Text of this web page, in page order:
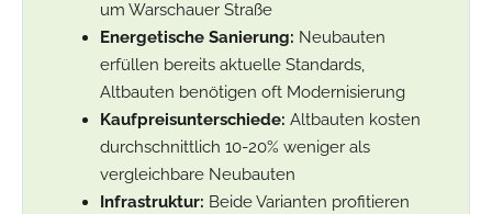
um Warschauer Straße
Energetische Sanierung: Neubauten
erfüllen bereits aktuelle Standards,
Altbauten benötigen oft Modernisierung
Kaufpreisunterschiede: Altbauten kosten
durchschnittlich 10-20% weniger als
vergleichbare Neubauten
Infrastruktur: Beide Varianten profitieren